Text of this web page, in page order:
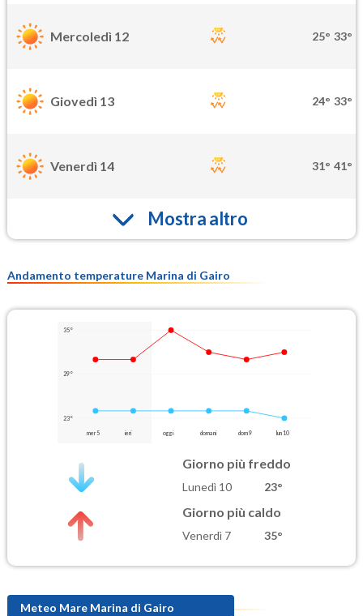
Mercoledì 12 25° 33°
Giovedì 13 24° 33°
Venerdì 14 31° 41°
Mostra altro
Andamento temperature Marina di Gairo
35°
29°
23°
mer 5 ieri oggi domani dom 9 lun 10
Giorno più freddo
Lunedì 10 23°
Giorno più caldo
Venerdì 7 35°
Meteo Mare Marina di Gairo